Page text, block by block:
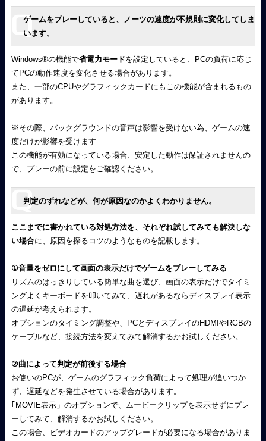
ゲームをプレーしていると、ノーツの速度が不規則に変化してしま
います。
Windows®の機能で省電力モードを設定していると、PCの負荷に応じ
てPCの動作速度を変化させる場合があります。
また、一部のCPUやグラフィックカードにもこの機能が含まれるもの
があります。
※その際、バックグラウンドの音声は影響を受けない為、ゲームの速
度だけが影響を受けます
この機能が有効になっている場合、安定した動作は保証されませんの
で、プレーの前に設定をご確認ください。
判定のずれなどが、何が原因なのかよくわかりません。
ここまでに書かれている対処方法を、それぞれ試してみても解決しな
い場合に、原因を探るコツのようなものを記載します。
①音量をゼロにして画面の表示だけでゲームをプレーしてみる
リズムのはっきりしている簡単な曲を選び、画面の表示だけでタイミ
ングよくキーボードを叩いてみて、遅れがあるならディスプレイ表示
の遅延が考えられます。
オプションのタイミング調整や、PCとディスプレイのHDMIやRGBの
ケーブルなど、接続方法を変えてみて解消するかお試しください。
②曲によって判定が前後する場合
お使いのPCが、ゲームのグラフィック負荷によって処理が追いつか
ず、遅延などを発生させている場合があります。
｢MOVIE表示」のオプションで、ムービークリップを表示せずにプレ
ーしてみて、解消するかお試しください。
この場合、ビデオカードのアップグレードが必要になる場合がありま